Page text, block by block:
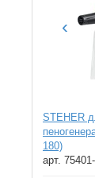
‹
STEHER
180)
арт.